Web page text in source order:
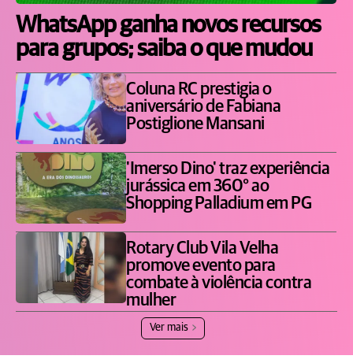
WhatsApp ganha novos recursos
para grupos; saiba o que mudou
Coluna RC prestigia o
aniversário de Fabiana
Postiglione Mansani
'Imerso Dino' traz experiência
jurássica em 360° ao
Shopping Palladium em PG
Rotary Club Vila Velha
promove evento para
combate à violência contra
mulher
Ver mais